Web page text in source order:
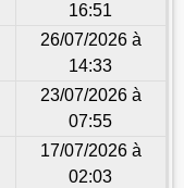
16:51
26/07/2026 à
14:33
23/07/2026 à
07:55
17/07/2026 à
02:03